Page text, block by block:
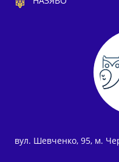
вул. Шевченко, 95, м.